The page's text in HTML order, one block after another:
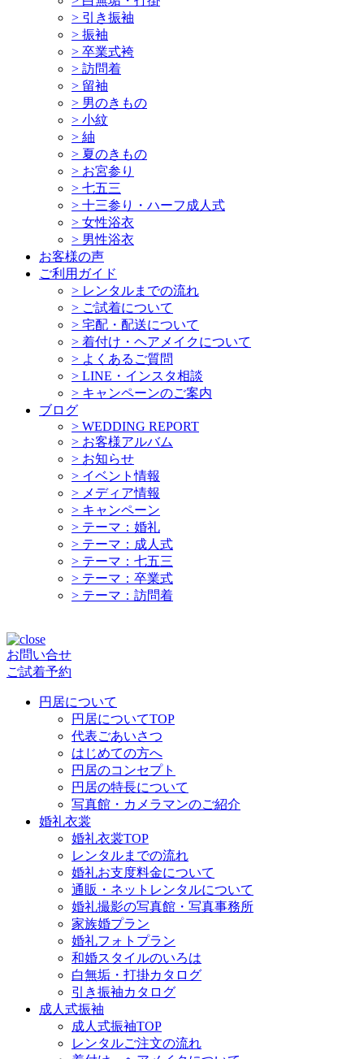
> 引き振袖
> 振袖
> 卒業式袴
> 訪問着
> 留袖
> 男のきもの
> 小紋
> 紬
> 夏のきもの
> お宮参り
> 七五三
> 十三参り・ハーフ成人式
> 女性浴衣
> 男性浴衣
お客様の声
ご利用ガイド
> レンタルまでの流れ
> ご試着について
> 宅配・配送について
> 着付け・ヘアメイクについて
> よくあるご質問
> LINE・インスタ相談
> キャンペーンのご案内
ブログ
> WEDDING REPORT
> お客様アルバム
> お知らせ
> イベント情報
> メディア情報
> キャンペーン
> テーマ：婚礼
> テーマ：成人式
> テーマ：七五三
> テーマ：卒業式
> テーマ：訪問着
お問い合せ
ご試着予約
円居について
円居についてTOP
代表ごあいさつ
はじめての方へ
円居のコンセプト
円居の特長について
写真館・カメラマンのご紹介
婚礼衣裳
婚礼衣裳TOP
レンタルまでの流れ
婚礼お支度料金について
通販・ネットレンタルについて
婚礼撮影の写真館・写真事務所
家族婚プラン
婚礼フォトプラン
和婚スタイルのいろは
白無垢・打掛カタログ
引き振袖カタログ
成人式振袖
成人式振袖TOP
レンタルご注文の流れ